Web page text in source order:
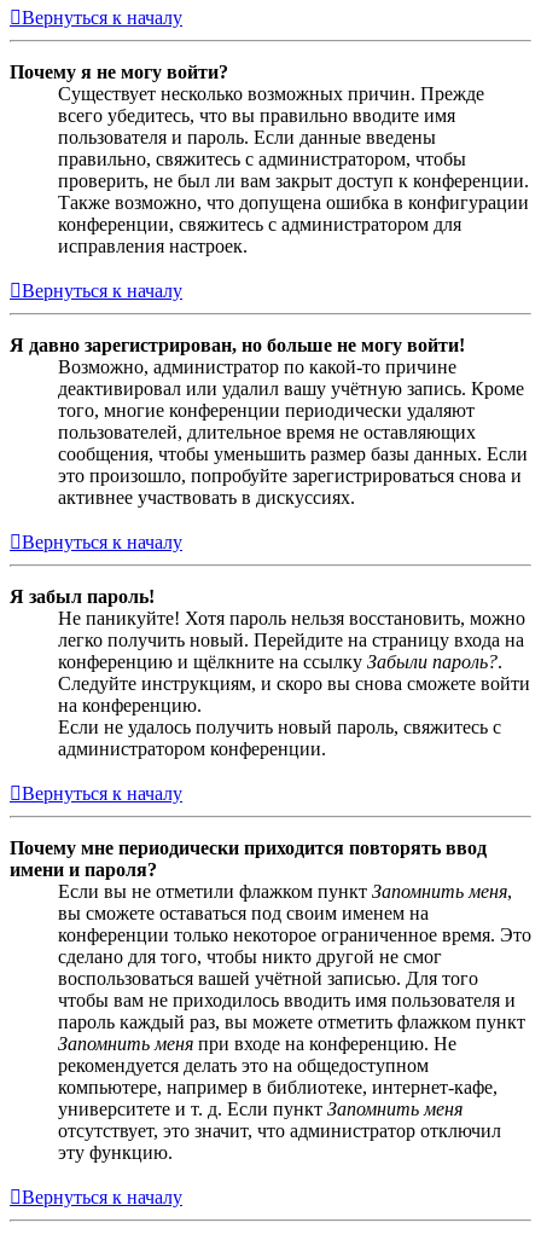
Вернуться к началу
Почему я не могу войти?
Существует несколько возможных причин. Прежде
всего убедитесь, что вы правильно вводите имя
пользователя и пароль. Если данные введены
правильно, свяжитесь с администратором, чтобы
проверить, не был ли вам закрыт доступ к конференции.
Также возможно, что допущена ошибка в конфигурации
конференции, свяжитесь с администратором для
исправления настроек.
Вернуться к началу
Я давно зарегистрирован, но больше не могу войти!
Возможно, администратор по какой-то причине
деактивировал или удалил вашу учётную запись. Кроме
того, многие конференции периодически удаляют
пользователей, длительное время не оставляющих
сообщения, чтобы уменьшить размер базы данных. Если
это произошло, попробуйте зарегистрироваться снова и
активнее участвовать в дискуссиях.
Вернуться к началу
Я забыл пароль!
Не паникуйте! Хотя пароль нельзя восстановить, можно
легко получить новый. Перейдите на страницу входа на
конференцию и щёлкните на ссылку Забыли пароль?.
Следуйте инструкциям, и скоро вы снова сможете войти
на конференцию.
Если не удалось получить новый пароль, свяжитесь с
администратором конференции.
Вернуться к началу
Почему мне периодически приходится повторять ввод
имени и пароля?
Если вы не отметили флажком пункт Запомнить меня,
вы сможете оставаться под своим именем на
конференции только некоторое ограниченное время. Это
сделано для того, чтобы никто другой не смог
воспользоваться вашей учётной записью. Для того
чтобы вам не приходилось вводить имя пользователя и
пароль каждый раз, вы можете отметить флажком пункт
Запомнить меня при входе на конференцию. Не
рекомендуется делать это на общедоступном
компьютере, например в библиотеке, интернет-кафе,
университете и т. д. Если пункт Запомнить меня
отсутствует, это значит, что администратор отключил
эту функцию.
Вернуться к началу